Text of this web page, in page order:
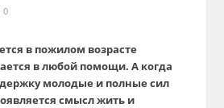
0
в пожилом возрасте
в любой помощи. А когда
молодые и полные сил
смысл жить и